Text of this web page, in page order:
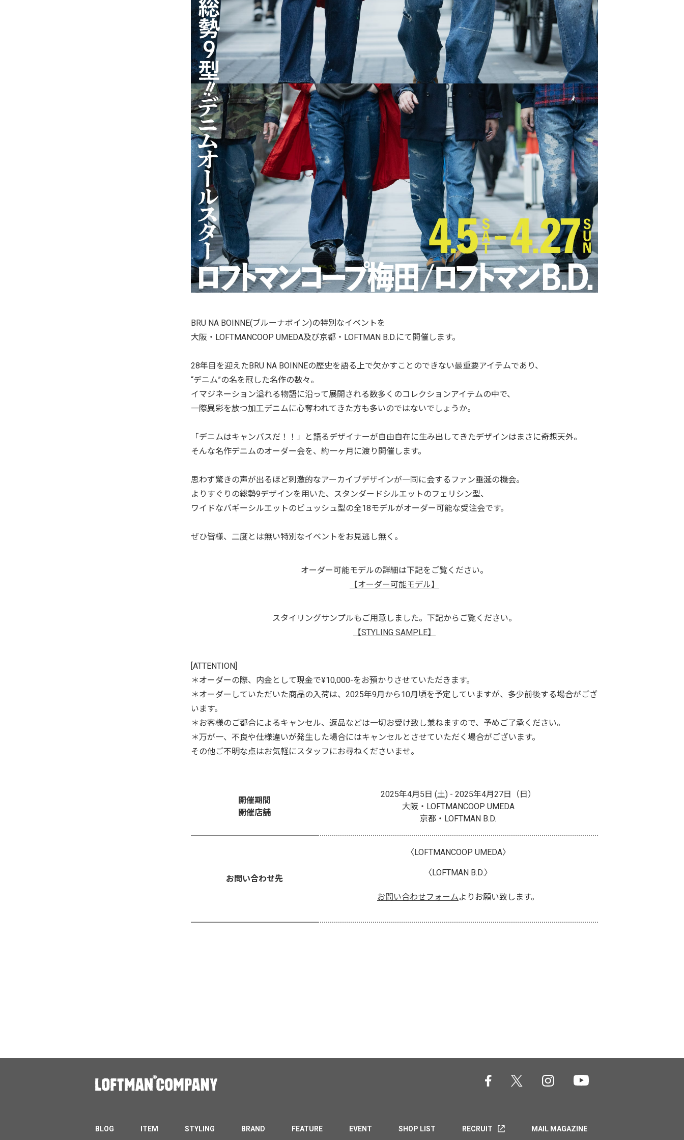
BRU NA BOINNE(ブルーナボイン)の特別なイベントを
大阪・LOFTMANCOOP UMEDA及び京都・LOFTMAN B.D.にて開催します。
28年目を迎えたBRU NA BOINNEの歴史を語る上で欠かすことのできない最重要アイテムであり、
“デニム”の名を冠した名作の数々。
イマジネーション溢れる物語に沿って展開される数多くのコレクションアイテムの中で、
一際異彩を放つ加工デニムに心奪われてきた方も多いのではないでしょうか。
「デニムはキャンバスだ！！」と語るデザイナーが自由自在に生み出してきたデザインはまさに奇想天外。
そんな名作デニムのオーダー会を、約一ヶ月に渡り開催します。
思わず驚きの声が出るほど刺激的なアーカイブデザインが一同に会するファン垂涎の機会。
よりすぐりの総勢9デザインを用いた、スタンダードシルエットのフェリシン型、
ワイドなバギーシルエットのビュッシュ型の全18モデルがオーダー可能な受注会です。
ぜひ皆様、二度とは無い特別なイベントをお見逃し無く。
オーダー可能モデルの詳細は下記をご覧ください。
【オーダー可能モデル】
スタイリングサンプルもご用意しました。下記からご覧ください。
【STYLING SAMPLE】
[ATTENTION]
＊オーダーの際、内金として現金で¥10,000-をお預かりさせていただきます。
＊オーダーしていただいた商品の入荷は、2025年9月から10月頃を予定していますが、多少前後する場合がござ
います。
＊お客様のご都合によるキャンセル、返品などは一切お受け致し兼ねますので、予めご了承ください。
＊万が一、不良や仕様違いが発生した場合にはキャンセルとさせていただく場合がございます。
その他ご不明な点はお気軽にスタッフにお尋ねくださいませ。
開催期間
開催店舗
2025年4月5日 (土) - 2025年4月27日（日）
大阪・LOFTMANCOOP UMEDA
京都・LOFTMAN B.D.
お問い合わせ先
〈LOFTMANCOOP UMEDA〉
〈LOFTMAN B.D.〉
お問い合わせフォームよりお願い致します。
BLOG ITEM STYLING BRAND FEATURE EVENT SHOP LIST RECRUIT MAIL MAGAZINE